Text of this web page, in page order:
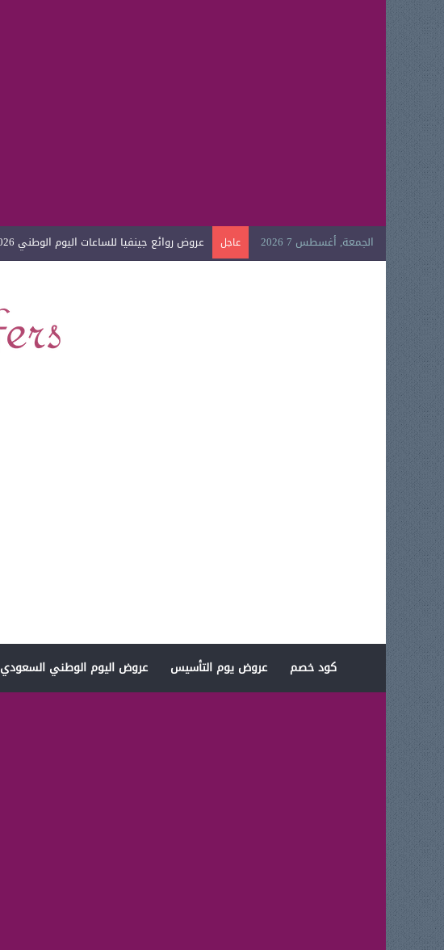
الجمعة, أغسطس 7 2026 عاجل عروض روائع جينفيا للساعات اليوم الوطني 2026
كود خصم عروض يوم التأسيس عروض اليوم الوطني السعودي 2026